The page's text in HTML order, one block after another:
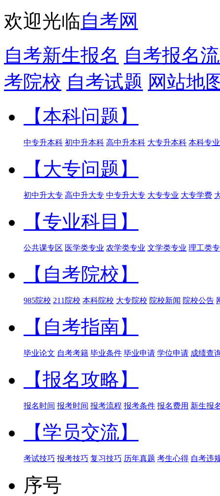
欢迎光临自考网
自考新生报名 自考报名
考院校 自考试题 网站地
【本科问题】
中专升本科 初中升本科 高中升本科 大专升本科 本科专业
【大专问题】
初中升大专 高中升大专 中专升大专 大专专业 大专学费
【专业科目】
公共课专区 医学类专业 农学类专业 文学类专业 理工类
【自考院校】
985院校 211院校 本科院校 大专院校 院校新闻 院校公告
【自考指南】
毕业论文 自考考籍 毕业条件 毕业申请 学位申请 成绩查
【报名攻略】
报名时间 报考时间 报考流程 报考条件 报名费用 新生报
【学员交流】
考试技巧 报考技巧 复习技巧 历年真题 考生心得 自考违
序号